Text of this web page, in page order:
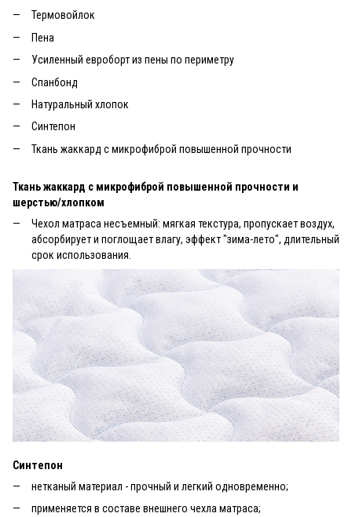
Термовойлок
Пена
Усиленный евроборт из пены по периметру
Спанбонд
Натуральный хлопок
Синтепон
Ткань жаккард с микрофиброй повышенной прочности
Ткань жаккард с микрофиброй повышенной прочности и
шерстью/хлопком
Чехол матраса несъемный: мягкая текстура, пропускает воздух,
абсорбирует и поглощает влагу, эффект "зима-лето", длительный
срок использования.
Синтепон
нетканый материал - прочный и легкий одновременно;
применяется в составе внешнего чехла матраса;